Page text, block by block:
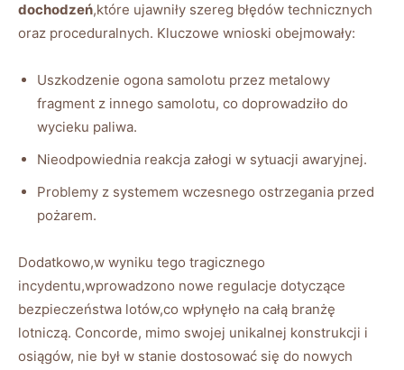
dochodzeń,które ujawniły⁢ szereg błędów technicznych
oraz⁢ proceduralnych.‌ Kluczowe wnioski obejmowały:
Uszkodzenie ogona samolotu ‍przez metalowy
‍fragment z innego samolotu, ‍co doprowadziło do
wycieku ​paliwa.
Nieodpowiednia reakcja załogi w⁣ sytuacji awaryjnej.
Problemy z systemem wczesnego ostrzegania przed
pożarem.
Dodatkowo,w wyniku tego ​tragicznego
incydentu,wprowadzono nowe‍ regulacje dotyczące ​
bezpieczeństwa lotów,co ⁤wpłynęło na‌ całą branżę
⁢lotniczą.‍ Concorde, mimo swojej unikalnej konstrukcji i
osiągów, nie ‌był w stanie​ dostosować ⁣się do nowych⁤